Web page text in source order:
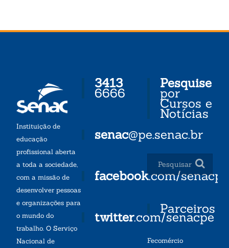
Instituição de
educação
profissional aberta
a toda a sociedade,
com a missão de
desenvolver pessoas
e organizações para
o mundo do
trabalho. O Serviço
Nacional de
3413
6666
senac@pe.senac.br
facebook.com/senacpe
twitter.com/senacpe
Pesquise
por
Cursos e
Notícias
Parceiros
Fecomércio